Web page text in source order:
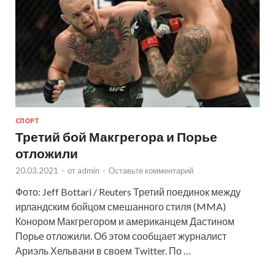
СПОРТ
Третий бой Макгрегора и Порье
отложили
20.03.2021 - от admin - Оставьте комментарий
Фото: Jeff Bottari / Reuters Третий поединок между
ирландским бойцом смешанного стиля (MMA)
Конором Макгрегором и американцем Дастином
Порье отложили. Об этом сообщает журналист
Ариэль Хельвани в своем Twitter. По …